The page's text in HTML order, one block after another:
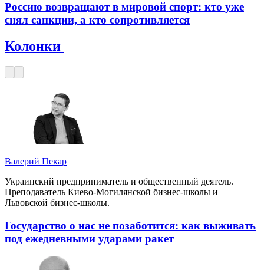
Россию возвращают в мировой спорт: кто уже
снял санкции, а кто сопротивляется
Колонки
Валерий Пекар
Украинский предприниматель и общественный деятель.
Преподаватель Киево-Могилянской бизнес-школы и
Львовской бизнес-школы.
Государство о нас не позаботится: как выживать
под ежедневными ударами ракет